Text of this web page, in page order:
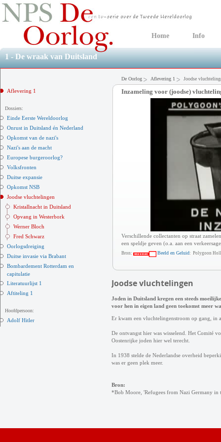
Home Info
1 - De wraak van Duitsland
Aflevering 1
Dossiers:
Einde Eerste Wereldoorlog
Onrust in Duitsland én Nederland
Opkomst van de nazi's
Nazi's aan de macht
Europese burgeroorlog?
Volksfronten
Duitse expansie
Opkomst NSB
Joodse vluchtelingen
Kristallnacht in Duitsland
Opvang in Westerbork
Werner Bloch
Fred Schwarz
Oorlogsdreiging
Duitse invasie via Brabant
Bombardement Rotterdam en
capitulatie
Literatuurlijst 1
Aftiteling 1
Hoofdpersoon:
Adolf Hitler
De Oorlog Aflevering 1 Joodse
Inzameling voor (joodse)
Verschillende collectanten op straat
een speldje geven (o.a. aan een
Bron: Beeld en Geluid: Polygoon
Joodse vluchtelingen
Joden in Duitsland kregen een steeds
voor hen in eigen land geen toekomst meer
Er kwam een vluchtelingenstroom op gang, in
De ontvangst hier was wisselend. Het Comité
Oostenrijke joden hier wel terecht.
In 1938 stelde de Nederlandse overheid
was er geen plek meer.
Bron:
*Bob Moore, 'Refugees from Nazi Germany in